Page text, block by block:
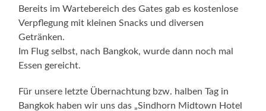
Bereits im Wartebereich des Gates gab es kostenlose
Verpflegung mit kleinen Snacks und diversen
Getränken.
Im Flug selbst, nach Bangkok, wurde dann noch mal
Essen gereicht.
Für unsere letzte Übernachtung bzw. halben Tag in
Bangkok haben wir uns das „Sindhorn Midtown Hotel